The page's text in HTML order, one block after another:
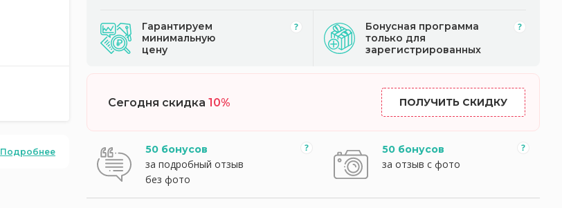
Подробнее
Гарантируем
минимальную
цену
Бонусная программа
только для
зарегистрированных
Сегодня скидка 10% ПОЛУЧИТЬ СКИДКУ
50 бонусов
за подробный отзыв
без фото
50 бонусов
за отзыв с фото